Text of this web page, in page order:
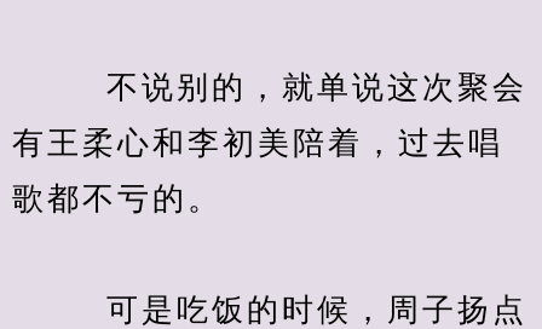
不说别的，就单说这次聚会
有王柔心和李初美陪着，过去唱
歌都不亏的。
可是吃饭的时候，周子扬点